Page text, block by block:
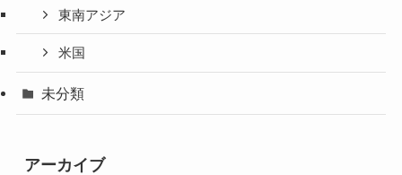
東南アジア
米国
未分類
アーカイブ